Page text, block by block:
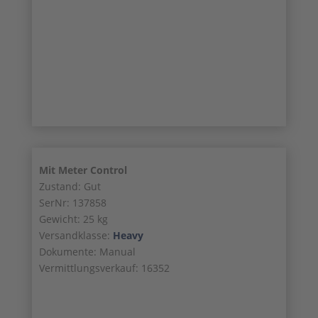
Mit Meter Control
Zustand: Gut
SerNr: 137858
Gewicht: 25 kg
Versandklasse: Heavy
Dokumente: Manual
Vermittlungsverkauf: 16352